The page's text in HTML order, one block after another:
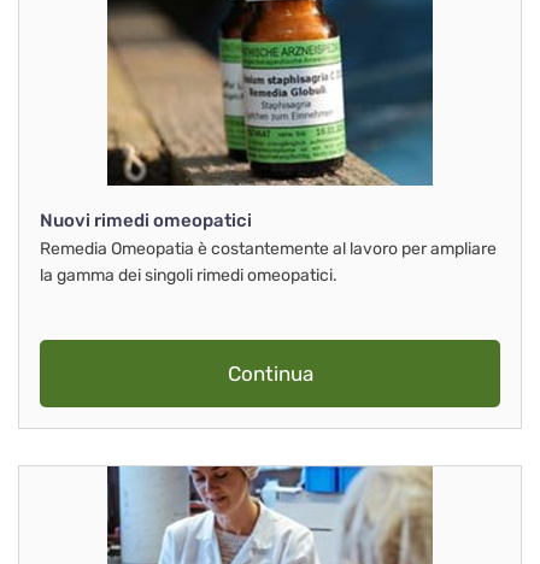
Nuovi rimedi omeopatici
Remedia Omeopatia è costantemente al lavoro per ampliare
la gamma dei singoli rimedi omeopatici.
Continua